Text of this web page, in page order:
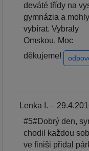
deváté třídy na
gymnázia a
vybírat. Vybraly
Omskou. Moc
děkujeme!
Lenka I. –
#5#Dobrý den,
chodil každou
ve finiši přidal